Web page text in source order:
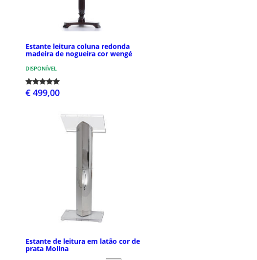
Estante leitura coluna redonda
madeira de nogueira cor wengé
DISPONÍVEL
€ 499,00
Estante de leitura em latão cor de
prata Molina